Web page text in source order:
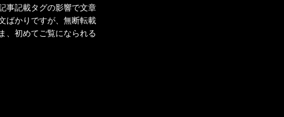
事記載タグの影響で文章
ばかりですが、無断転載
、初めてご覧になられる